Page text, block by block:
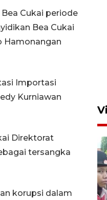
Cukai periode
Bea Cukai
Hamonangan
Importasi
Kurniawan
Direktorat
tersangka
korupsi dalam